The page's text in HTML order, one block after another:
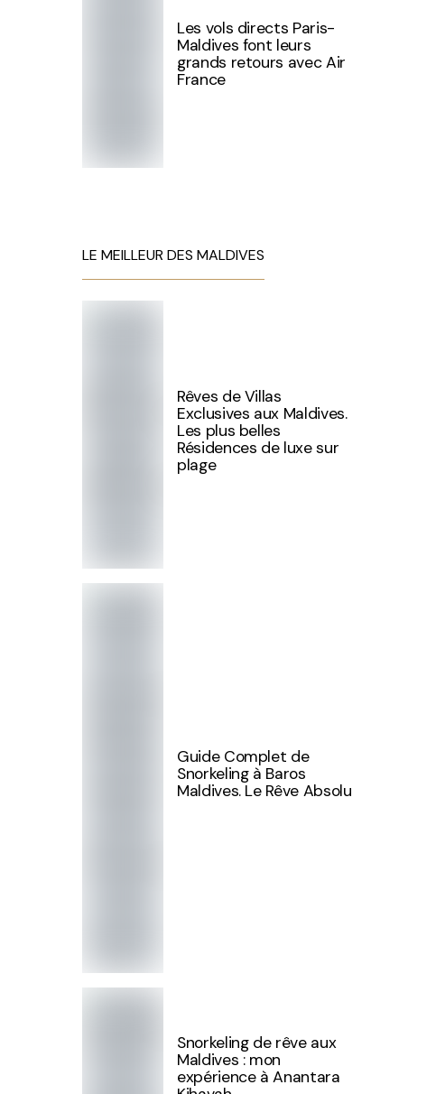
Les vols directs Paris-
Maldives font leurs
grands retours avec Air
France
LE MEILLEUR DES MALDIVES
Rêves de Villas
Exclusives aux Maldives.
Les plus belles
Résidences de luxe sur
plage
Guide Complet de
Snorkeling à Baros
Maldives. Le Rêve Absolu
Snorkeling de rêve aux
Maldives : mon
expérience à Anantara